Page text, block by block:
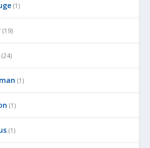
(1)
(19)
(24)
(1)
(1)
(1)